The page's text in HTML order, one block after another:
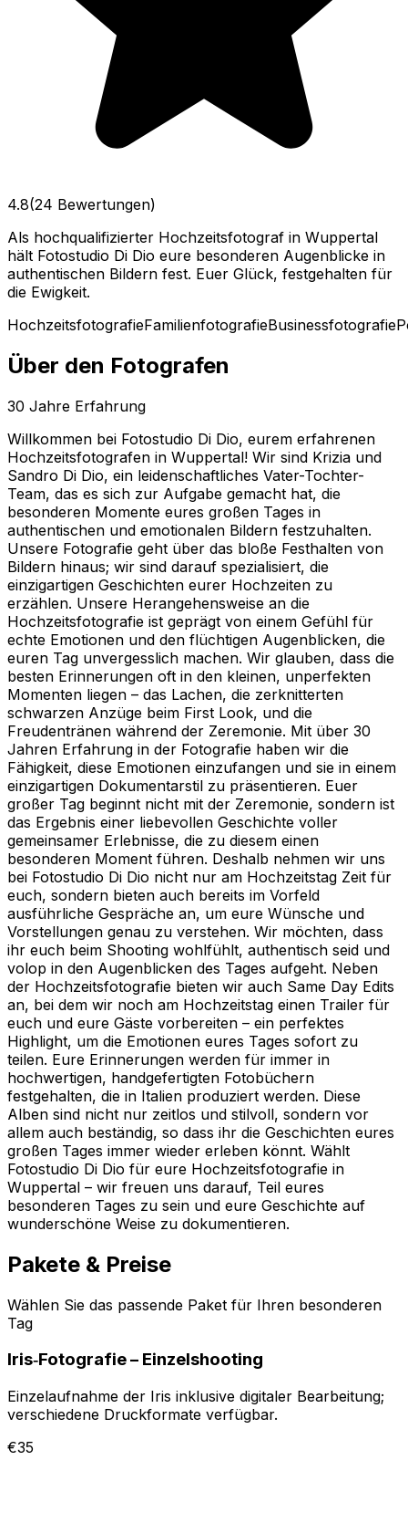
4.8(24 Bewertungen)
Als hochqualifizierter Hochzeitsfotograf in Wuppertal
hält Fotostudio Di Dio eure besonderen Augenblicke in
authentischen Bildern fest. Euer Glück, festgehalten für
die Ewigkeit.
HochzeitsfotografieFamilienfotografieBusinessfotografie
Über den Fotografen
30 Jahre Erfahrung
Willkommen bei Fotostudio Di Dio, eurem erfahrenen
Hochzeitsfotografen in Wuppertal! Wir sind Krizia und
Sandro Di Dio, ein leidenschaftliches Vater-Tochter-
Team, das es sich zur Aufgabe gemacht hat, die
besonderen Momente eures großen Tages in
authentischen und emotionalen Bildern festzuhalten.
Unsere Fotografie geht über das bloße Festhalten von
Bildern hinaus; wir sind darauf spezialisiert, die
einzigartigen Geschichten eurer Hochzeiten zu
erzählen. Unsere Herangehensweise an die
Hochzeitsfotografie ist geprägt von einem Gefühl für
echte Emotionen und den flüchtigen Augenblicken, die
euren Tag unvergesslich machen. Wir glauben, dass die
besten Erinnerungen oft in den kleinen, unperfekten
Momenten liegen – das Lachen, die zerknitterten
schwarzen Anzüge beim First Look, und die
Freudentränen während der Zeremonie. Mit über 30
Jahren Erfahrung in der Fotografie haben wir die
Fähigkeit, diese Emotionen einzufangen und sie in einem
einzigartigen Dokumentarstil zu präsentieren. Euer
großer Tag beginnt nicht mit der Zeremonie, sondern ist
das Ergebnis einer liebevollen Geschichte voller
gemeinsamer Erlebnisse, die zu diesem einen
besonderen Moment führen. Deshalb nehmen wir uns
bei Fotostudio Di Dio nicht nur am Hochzeitstag Zeit für
euch, sondern bieten auch bereits im Vorfeld
ausführliche Gespräche an, um eure Wünsche und
Vorstellungen genau zu verstehen. Wir möchten, dass
ihr euch beim Shooting wohlfühlt, authentisch seid und
volop in den Augenblicken des Tages aufgeht. Neben
der Hochzeitsfotografie bieten wir auch Same Day Edits
an, bei dem wir noch am Hochzeitstag einen Trailer für
euch und eure Gäste vorbereiten – ein perfektes
Highlight, um die Emotionen eures Tages sofort zu
teilen. Eure Erinnerungen werden für immer in
hochwertigen, handgefertigten Fotobüchern
festgehalten, die in Italien produziert werden. Diese
Alben sind nicht nur zeitlos und stilvoll, sondern vor
allem auch beständig, so dass ihr die Geschichten eures
großen Tages immer wieder erleben könnt. Wählt
Fotostudio Di Dio für eure Hochzeitsfotografie in
Wuppertal – wir freuen uns darauf, Teil eures
besonderen Tages zu sein und eure Geschichte auf
wunderschöne Weise zu dokumentieren.
Pakete & Preise
Wählen Sie das passende Paket für Ihren besonderen
Tag
Iris‑Fotografie – Einzelshooting
Einzelaufnahme der Iris inklusive digitaler Bearbeitung;
verschiedene Druckformate verfügbar.
€35